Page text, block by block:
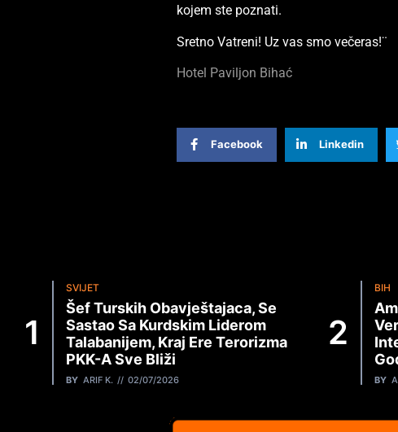
kojem ste poznati.
Sretno Vatreni! Uz vas smo večeras!¨
Hotel Paviljon Bihać
Facebook Linkedin
SVIJET
Šef Turskih Obavještajaca, Se
Sastao Sa Kurdskim Liderom
Talabanijem, Kraj Ere Terorizma
PKK-A Sve Bliži
BY ARIF K. 02/07/2026
BIH
BY